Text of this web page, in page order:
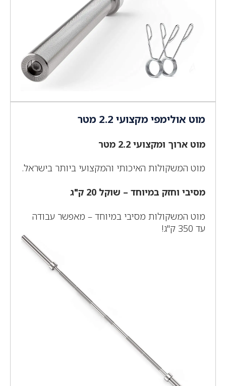
מוט אולימפי מקצועי 2.2 מטר
מוט ארוך ומקצועי 2.2 מטר
מוט המשקולות האיכותי והמקצועי ביותר בישראל.
מסיבי וחזק במיוחד – שוקל 20 ק"ג
מוט המשקולות מסיבי במיוחד – מאפשר עבודה
עד 350 ק"ג!